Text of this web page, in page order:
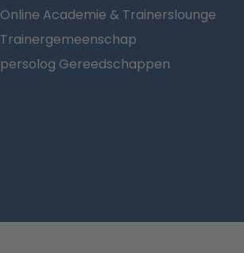
Online Academie & Trainerslounge
Trainergemeenschap
persolog Gereedschappen